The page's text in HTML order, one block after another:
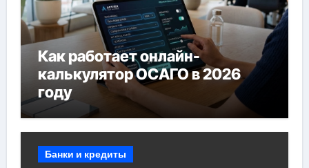
Как работает онлайн-
калькулятор ОСАГО в 2026
году
Банки и кредиты